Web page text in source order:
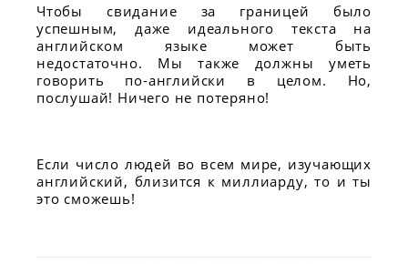
Чтобы свидание за границей было
успешным, даже идеального текста на
английском языке может быть
недостаточно. Мы также должны уметь
говорить по-английски в целом. Но,
послушай! Ничего не потеряно!
Если число людей во всем мире, изучающих
английский, близится к миллиарду, то и ты
это сможешь!